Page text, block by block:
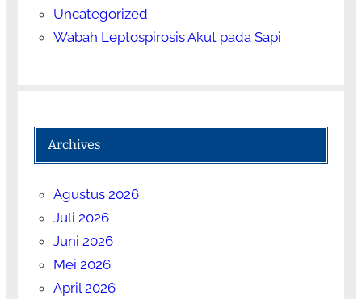
Uncategorized
Wabah Leptospirosis Akut pada Sapi
Archives
Agustus 2026
Juli 2026
Juni 2026
Mei 2026
April 2026